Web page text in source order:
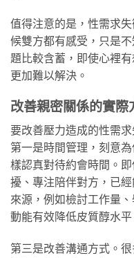
值得注意的是，性需求
候雙方都有感受，只是
題比較含蓄，即使心裡
更加難以解決。
改善親密關係的實際
要改善壓力造成的性需
第一是時間管理，刻意
樣認真對待約會時間。
擾、專注陪伴對方，已
來源，例如檢討工作量
動能有效降低皮質醇水
第三是改善溝通方式。